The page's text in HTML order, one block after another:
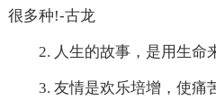
很多种!-古龙
2. 人生的故事，是用生命
3. 友情是欢乐培增，使痛